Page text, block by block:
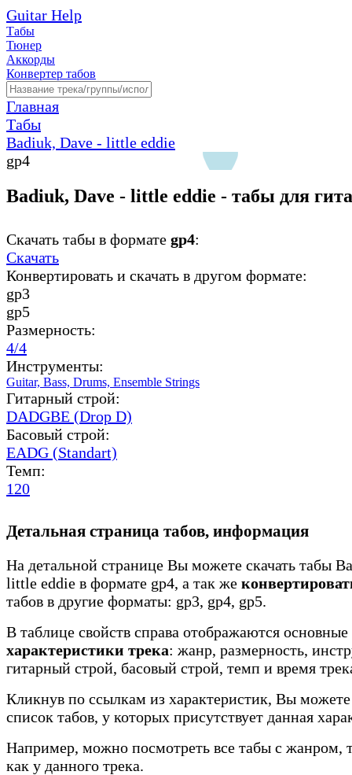
Guitar Help
Табы
Тюнер
Аккорды
Конвертер табов
Главная
Табы
Badiuk, Dave - little eddie
gp4
Badiuk, Dave - little eddie - табы для
Скачать табы в формате gp4:
Скачать
Конвертировать и скачать в другом формате:
gp3
gp5
Размерность:
4/4
Инструменты:
Guitar, Bass, Drums, Ensemble Strings
Гитарный строй:
DADGBE (Drop D)
Басовый строй:
EADG (Standart)
Темп:
120
Детальная страница табов, информация
На детальной странице Вы можете скачать табы
little eddie в формате gp4, а так же
табов в другие форматы: gp3, gp4, gp5.
В таблице свойств справа отображаются основные
характеристики трека: жанр, размерность,
гитарный строй, басовый строй, темп и время
Кликнув по ссылкам из характеристик, Вы
список табов, у которых присутствует данная
Например, можно посмотреть все табы с жанром,
как у данного трека.